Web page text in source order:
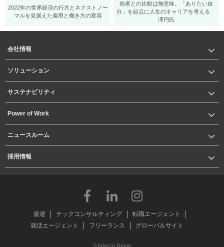
2022年の世界経済の行方とネクストノー
マルを見据えた雇用と働き方の変容
他者との比較は無意味。「ありたい自
分」を起点に人生のキャリアを考える
澤円氏
会社情報
ソリューション
サステナビリティ
Power of Work
ニュースルーム
採用情報
派遣 テックコンサルティング
転職エージェント
就活エージェント
フリーランス グローバルサイト
© Adecco Group